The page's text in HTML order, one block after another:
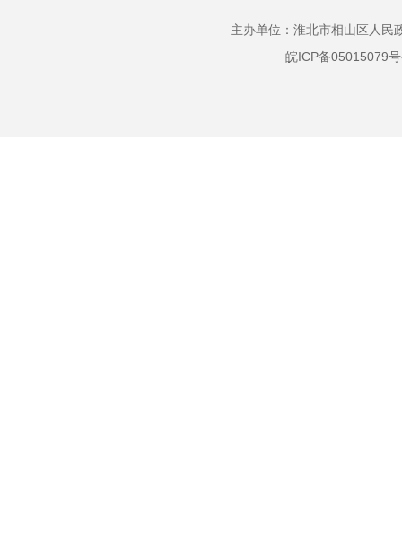
主办单位：淮北市相山区人
皖ICP备05015079